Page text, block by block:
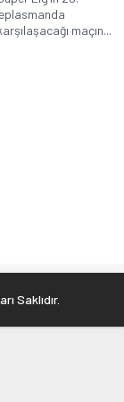
maçın...
Saklıdır.